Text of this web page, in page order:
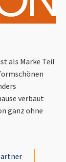
als Marke Teil
verbaut
ganz ohne